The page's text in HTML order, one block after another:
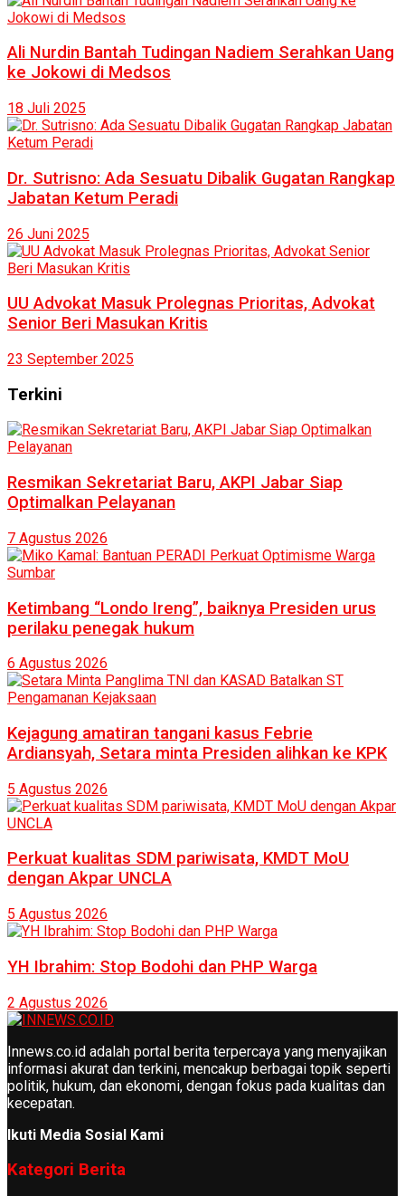
Ali Nurdin Bantah Tudingan Nadiem Serahkan Uang
ke Jokowi di Medsos
18 Juli 2025
Dr. Sutrisno: Ada Sesuatu Dibalik Gugatan Rangkap
Jabatan Ketum Peradi
26 Juni 2025
UU Advokat Masuk Prolegnas Prioritas, Advokat
Senior Beri Masukan Kritis
23 September 2025
Terkini
Resmikan Sekretariat Baru, AKPI Jabar Siap
Optimalkan Pelayanan
7 Agustus 2026
Ketimbang “Londo Ireng”, baiknya Presiden urus
perilaku penegak hukum
6 Agustus 2026
Kejagung amatiran tangani kasus Febrie
Ardiansyah, Setara minta Presiden alihkan ke KPK
5 Agustus 2026
Perkuat kualitas SDM pariwisata, KMDT MoU
dengan Akpar UNCLA
5 Agustus 2026
YH Ibrahim: Stop Bodohi dan PHP Warga
2 Agustus 2026
Innews.co.id adalah portal berita terpercaya yang menyajikan
informasi akurat dan terkini, mencakup berbagai topik seperti
politik, hukum, dan ekonomi, dengan fokus pada kualitas dan
kecepatan.
Ikuti Media Sosial Kami
Kategori Berita